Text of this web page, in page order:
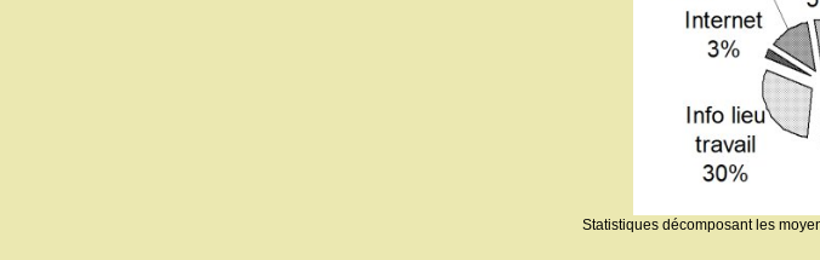
Statistiques décomposant les